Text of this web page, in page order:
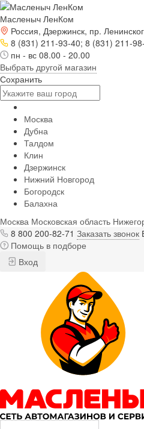
Масленыч ЛенКом
Россия, Дзержинск, пр.
8 (831) 211-93-40; 8 (831) 211-
пн - вс 08.00 - 20.00
Выбрать другой магазин
Сохранить
Москва
Дубна
Талдом
Клин
Дзержинск
Нижний Новгород
Богородск
Балахна
Москва Московская область
8 800 200-82-71 Заказать звонок
Помощь в подборе
Вход